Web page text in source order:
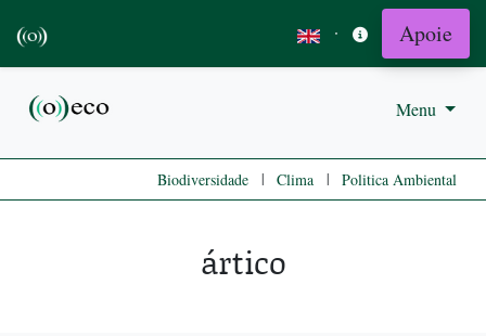
· Apoie
Menu
Biodiversidade | Clima | Politica Ambiental
ártico